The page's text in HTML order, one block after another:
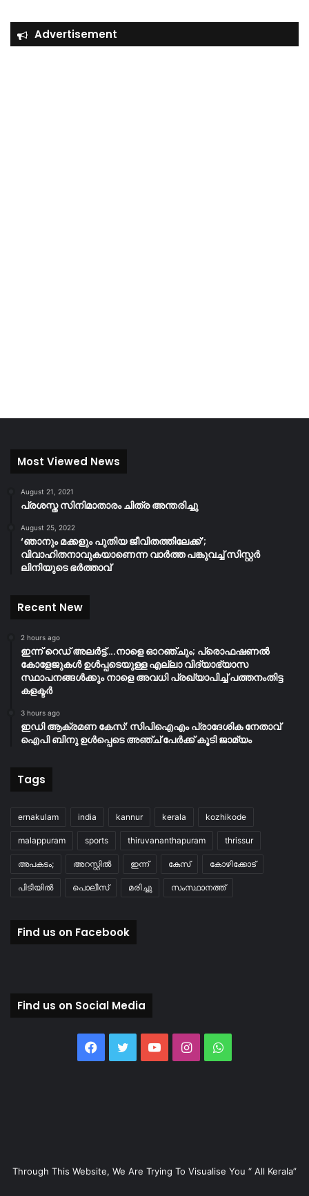
Advertisement
Most Viewed News
August 21, 2021
പ്രശസ്ത സിനിമാതാരം ചിത്ര അന്തരിച്ചു
August 25, 2022
‘ഞാനും മക്കളും പുതിയ ജീവിതത്തിലേക്ക്’;
വിവാഹിതനാവുകയാണെന്ന വാർത്ത പങ്കുവച്ച് സിസ്റ്റർ
ലിനിയുടെ ഭർത്താവ്
Recent New
2 hours ago
ഇന്ന് റെഡ് അലർട്ട്….നാളെ ഓറഞ്ചും; പ്രൊഫഷണൽ
കോളേജുകൾ ഉൾപ്പടെയുള്ള എല്ലാ വിദ്യാഭ്യാസ
സ്ഥാപനങ്ങൾക്കും നാളെ അവധി പ്രഖ്യാപിച്ച് പത്തനംതിട്ട
കളക്ടർ
3 hours ago
ഇഡി ആക്രമണ കേസ്: സിപിഐഎം പ്രാദേശിക നേതാവ്
ഐപി ബിനു ഉൾപ്പെടെ അഞ്ച് പേർക്ക് കൂടി ജാമ്യം
Tags
ernakulam india kannur kerala kozhikode
malappuram sports thiruvananthapuram thrissur
അപകടം; അറസ്റ്റിൽ ഇന്ന് കേസ് കോഴിക്കോട്
പിടിയിൽ പൊലീസ് മരിച്ചു സംസ്ഥാനത്ത്
Find us on Facebook
Find us on Social Media
Facebook
TwitterYouTubeInstagramWhatsApp
Through This Website, We Are Trying To Visualise You “ All Kerala”